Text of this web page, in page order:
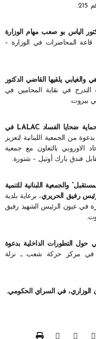
الدكتور الياس بو صعب مهام الوزارة
المحاضرات في الوزارة –
والغيابي يلقيها القاضي الدكتور
في نقابة المحامين في
بيروت.
16,00 افتتاح الفرع الجديد للمركز اللبناني لحماية ضحايا الفساد LALAC في
بدعوة من الجمعية اللبنانية لتعزيز
الاوروبي بالتعاون مع جمعية
فندق بارك أوتيل – شتورة.
والجمعية اللبنانية للتنمية
رفيق الحريري، برعاية بلدية
في عيون الرئيس الشهيد رفيق
حول التطورات الداخلية بدعوة
في مركز حركة شعب ـ نزلة